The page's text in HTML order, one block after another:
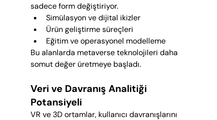
sadece form değiştiriyor.
Simülasyon ve dijital ikizler
Ürün geliştirme süreçleri
Eğitim ve operasyonel modelleme
Bu alanlarda metaverse teknolojileri daha
somut değer üretmeye başladı.
Veri ve Davranış Analitiği
Potansiyeli
VR ve 3D ortamlar, kullanıcı davranışlarını